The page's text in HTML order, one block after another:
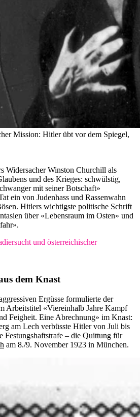
Mission: Hitler übt vor dem Spiegel,
Widersacher Winston Churchill als
und des Krieges: schwülstig,
mit seiner Botschaft»
ein von Judenhass und Rassenwahn
Hitlers wichtigste politische Schrift
über «Lebensraum im Osten» und
und österreichischer
dem Knast
Ergüsse formulierte der
Arbeitstitel «Viereinhalb Jahre Kampf
Feigheit. Eine Abrechnung» im Knast:
am Lech verbüsste Hitler von Juli bis
Festungshaftstrafe – die Quittung für
am 8./9. November 1923 in München.